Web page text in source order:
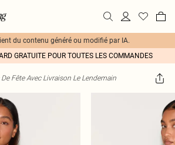
du contenu généré ou modifié par IA.
GRATUITE POUR TOUTES LES COMMANDES
Fête Avec Livraison Le Lendemain